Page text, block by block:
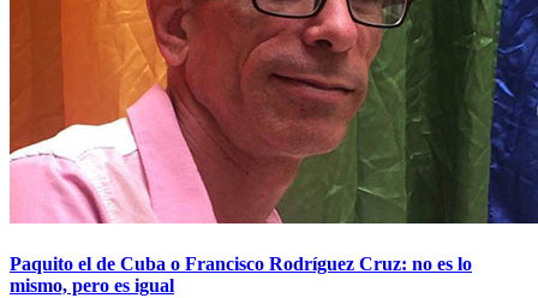
Paquito el de Cuba o Francisco Rodríguez Cruz: no es lo
mismo, pero es igual